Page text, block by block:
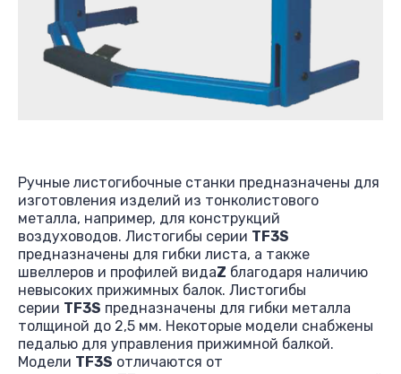
Ручные листогибочные станки предназначены для
изготовления изделий из тонколистового
металла, например, для конструкций
воздуховодов. Листогибы серии TF3S
предназначены для гибки листа, а также
швеллеров и профилей видаZ благодаря наличию
невысоких прижимных балок. Листогибы
серии TF3S предназначены для гибки металла
толщиной до 2,5 мм. Некоторые модели снабжены
педалью для управления прижимной балкой.
Модели TF3S отличаются от